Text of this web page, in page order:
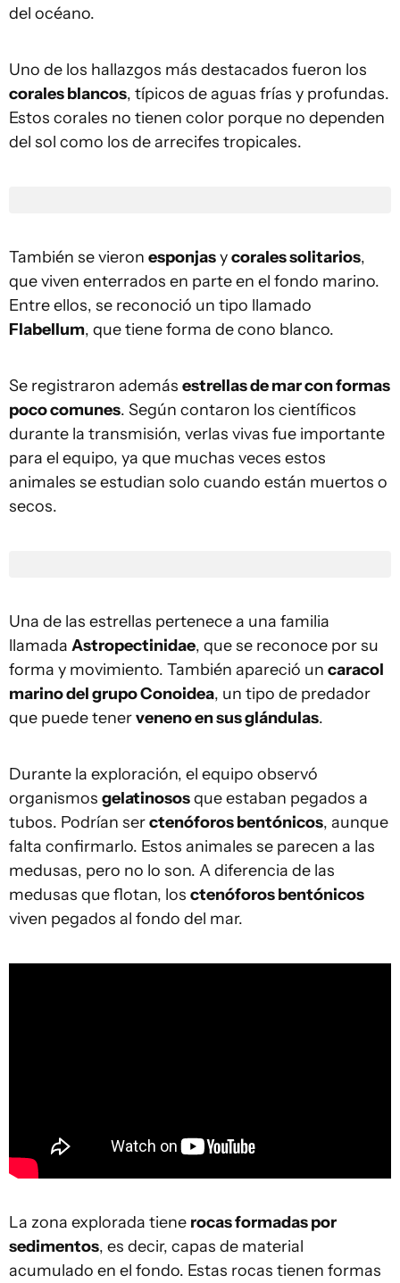
del océano.
Uno de los hallazgos más destacados fueron los
corales blancos, típicos de aguas frías y profundas.
Estos corales no tienen color porque no dependen
del sol como los de arrecifes tropicales.
También se vieron esponjasycorales solitarios,
que viven enterrados en parte en el fondo marino.
Entre ellos, se reconoció un tipo llamado
Flabellum, que tiene forma de cono blanco.
Se registraron además estrellas de mar con formas
poco comunes. Según contaron los científicos
durante la transmisión, verlas vivas fue importante
para el equipo, ya que muchas veces estos
animales se estudian solo cuando están muertos o
secos.
Una de las estrellas pertenece a una familia
llamada Astropectinidae, que se reconoce por su
forma y movimiento. También apareció un caracol
marino del grupo Conoidea, un tipo de predador
que puede tenerveneno en sus glándulas.
Durante la exploración, el equipo observó
organismos gelatinososque estaban pegados a
tubos. Podrían serctenóforos bentónicos, aunque
falta confirmarlo. Estos animales se parecen a las
medusas, pero no lo son. A diferencia de las
medusas que flotan, los ctenóforos bentónicos
viven pegados al fondo del mar.
La zona explorada tiene rocas formadas por
sedimentos, es decir, capas de material
acumulado en el fondo. Estas rocas tienen formas